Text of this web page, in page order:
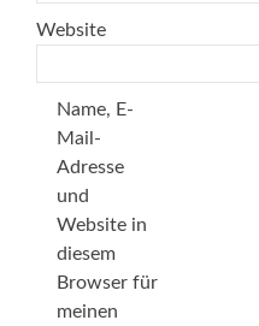
Website
Name, E-
Mail-
Adresse
und
Website in
diesem
Browser für
meinen